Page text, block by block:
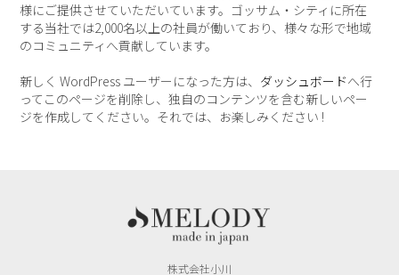
様にご提供させていただいています。ゴッサム・シティに所在
する当社では2,000名以上の社員が働いており、様々な形で地域
のコミュニティへ貢献しています。
新しく WordPress ユーザーになった方は、 ダッシュボードへ行
ってこのページを削除し、独自のコンテンツを含む新しいペー
ジを作成してください。それでは、お楽しみください !
株式会社小川